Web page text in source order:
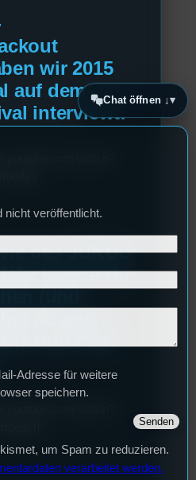
wir 2015
auf dem
interviewt:
des JUKUU
kannst du
du auch
und Fedi
Chat öffnen ↓
nicht veröffentlicht.
Adresse für weitere
speichern.
um Spam zu reduzieren.
verarbeitet werden.